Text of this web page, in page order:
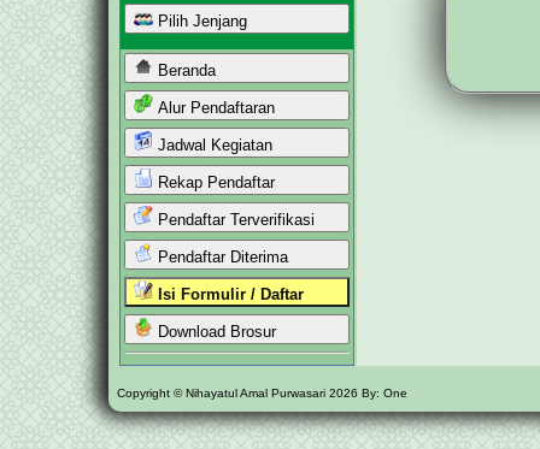
Pilih Jenjang
Beranda
Alur Pendaftaran
Jadwal Kegiatan
Rekap Pendaftar
Pendaftar Terverifikasi
Pendaftar Diterima
Isi Formulir / Daftar
Download Brosur
Copyright © Nihayatul Amal Purwasari 2026 By: One